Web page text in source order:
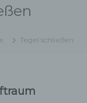
Tegel schließen